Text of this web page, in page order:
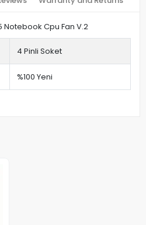
Notebook Cpu Fan V.2
4 Pinli Soket
%100 Yeni